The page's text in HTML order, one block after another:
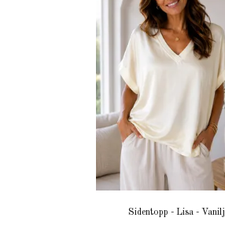
Sidentopp - Lisa - Vanilj